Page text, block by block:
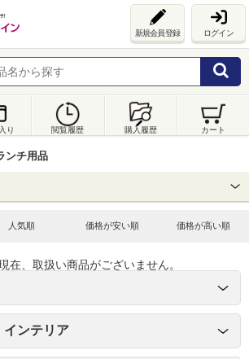
新規会員登録 ログイン
り 閲覧履歴 購入履歴 カート
ンチ用品
人気順 価格が安い順 価格が高い順
在、取扱い商品がございません。
インテリア